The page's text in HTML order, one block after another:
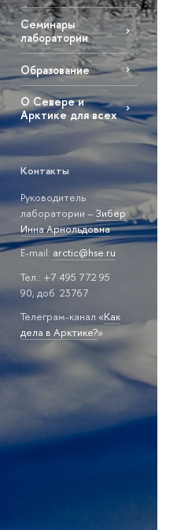
Семинары
лаборатории
Образование
О Севере и
Арктике для всех
Контакты
Руководитель
лаборатории – Зибер
Инна Арнольдовна
E-mail: arctic@hse.ru
Тел.: +7 495 772 95
90, доб. 23767
Телеграм-канал «Как
дела в Арктике?»